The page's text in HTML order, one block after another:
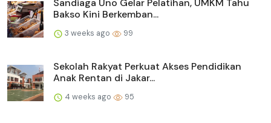
Sandiaga Uno Gelar Pelatihan, UMKM Tahu
Bakso Kini Berkemban...
3 weeks ago 99
Sekolah Rakyat Perkuat Akses Pendidikan
Anak Rentan di Jakar...
4 weeks ago 95